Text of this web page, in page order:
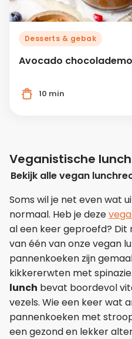
Desserts & gebak
Avocado
10 min
Veganistische
Bekijk alle vegan
Soms wil je net even wat
normaal. Heb je deze
al een keer geproefd?
van één van onze vegan
pannenkoeken zijn
kikkererwten met
lunch bevat boordevol
vezels. Wie een keer wat
pannenkoeken met
een gezond en lekker